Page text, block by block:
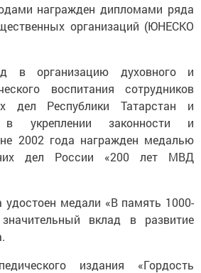
награжден дипломами ряда
организаций (ЮНЕСКО
в организацию духовного и
воспитания сотрудников
дел Республики Татарстан и
укреплении законности и
2002 года награжден медалью
дел России «200 лет МВД
удостоен медали «В память 1000-
вклад в развитие
издания «Гордость